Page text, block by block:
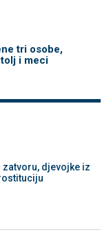
tri osobe,
i meci
zatvoru, djevojke iz